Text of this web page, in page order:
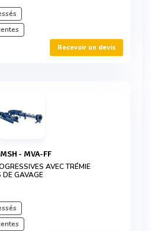
Recevoir un devis
- MVA-FF
AVEC TRÉMIE
DE GAVAGE